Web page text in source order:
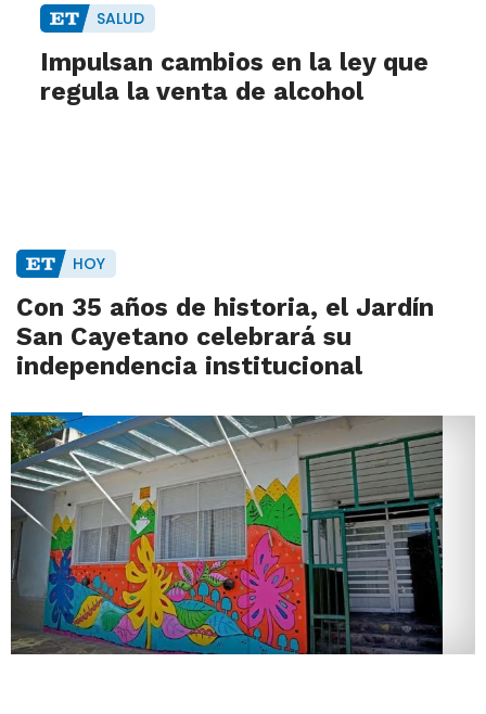
SALUD
Impulsan cambios en la ley que
regula la venta de alcohol
HOY
Con 35 años de historia, el Jardín
San Cayetano celebrará su
independencia institucional